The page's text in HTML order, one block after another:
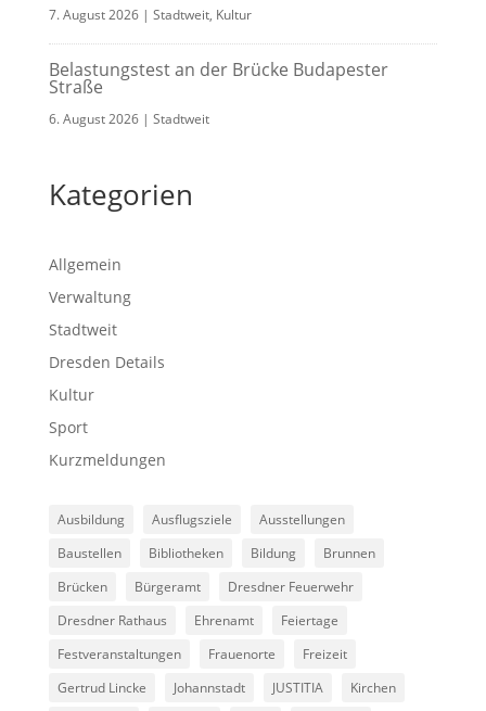
7. August 2026| Stadtweit, Kultur
Belastungstest an der Brücke Budapester
Straße
6. August 2026| Stadtweit
Kategorien
Allgemein
Verwaltung
Stadtweit
Dresden Details
Kultur
Sport
Kurzmeldungen
Ausbildung Ausflugsziele
Ausstellungen
Baustellen
Bibliotheken Bildung
Brunnen
Brücken
Bürgeramt
Dresdner Feuerwehr
Dresdner Rathaus
Ehrenamt
Feiertage
Festveranstaltungen
Frauenorte
Freizeit
Gertrud Lincke
Johannstadt JUSTITIA
Kirchen